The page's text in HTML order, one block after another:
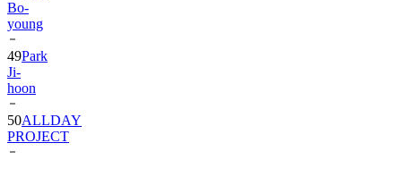
49Park
Ji-
hoon
50ALLDAY
PROJECT